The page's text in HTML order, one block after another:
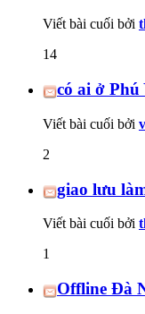
Viết bài cuối bởi
14
có ai ở Phú
Viết bài cuối bởi
2
giao lưu
Viết bài cuối bởi
1
Offline Đà